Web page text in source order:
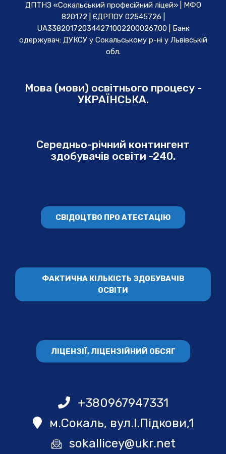
ДПТНЗ «Сокальський професійний ліцей» | МФО
820172 | ЄДРПОУ 02545726 |
UA338201720344271002200026700 | Банк
одержувач: ДУКСУ у Cокальському р-ні у Львівській
обл.
Мова (мови) освітнього процесу -
УКРАЇНСЬКА.
Середньо-річний контингент
здобувачів освіти -240.
СВІДОЦТВО ПРО АТЕСТАЦІЮ
ФАКТИЧНА КІЛЬКІСТЬ ЗДОБУВАЧІВ
ОСВІТИ
ЛІЦЕНЗІЇ, ЛІЦЕНЗІЙНИЙ ОБСЯГ
+380967947331
м.Сокаль, вул.І.Підкови,1
sokallicey@ukr.net